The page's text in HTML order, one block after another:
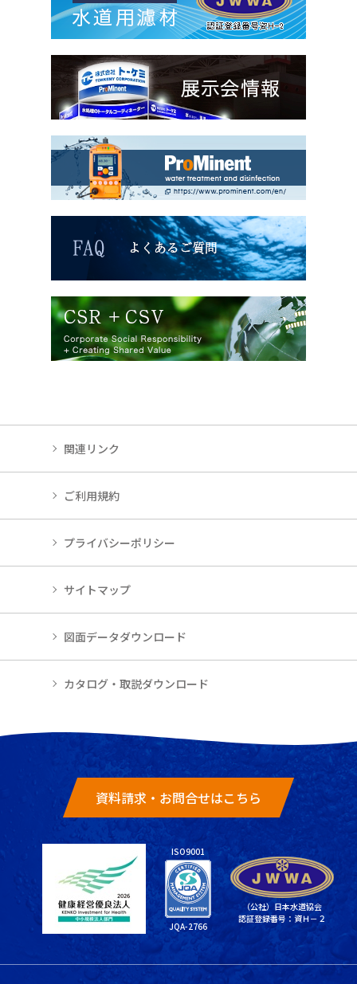
資料請求・お問合せはこちら
ISO9001
JQA-2766
（公社）日本水道協会
認証登録番号：資Ｈ－２
関連リンク
ご利用規約
プライバシーポリシー
サイトマップ
図面データダウンロード
カタログ・取説ダウンロード